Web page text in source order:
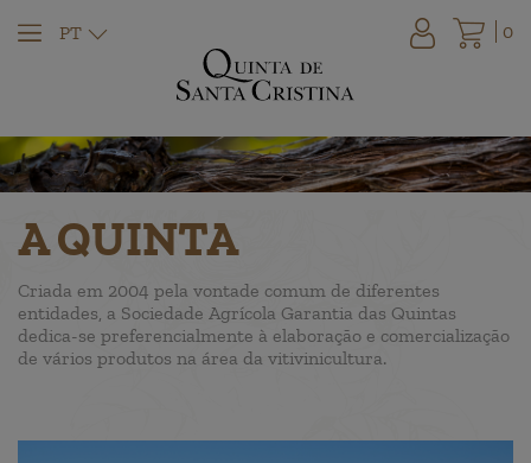
PT 0
A QUINTA
Criada em 2004 pela vontade comum de diferentes
entidades, a Sociedade Agrícola Garantia das Quintas
dedica-se preferencialmente à elaboração e comercialização
de vários produtos na área da vitivinicultura.